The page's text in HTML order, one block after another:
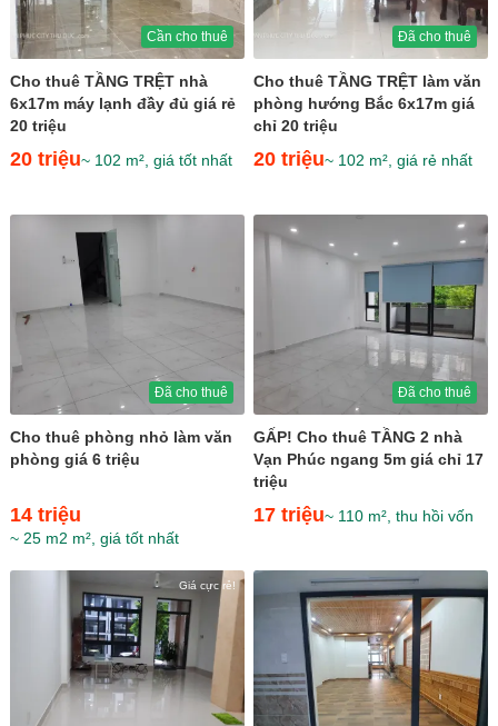
Cần cho thuê
Cho thuê TẦNG TRỆT nhà
6x17m máy lạnh đầy đủ giá rẻ
20 triệu
20 triệu~ 102 m², giá tốt nhất
Đã cho thuê
Cho thuê TẦNG TRỆT làm văn
phòng hướng Bắc 6x17m giá
chỉ 20 triệu
20 triệu~ 102 m², giá rẻ nhất
Đã cho thuê
Cho thuê phòng nhỏ làm văn
phòng giá 6 triệu
14 triệu
~ 25 m2 m², giá tốt nhất
Đã cho thuê
GẤP! Cho thuê TẦNG 2 nhà
Vạn Phúc ngang 5m giá chỉ 17
triệu
17 triệu~ 110 m², thu hồi vốn
Giá cực rẻ!